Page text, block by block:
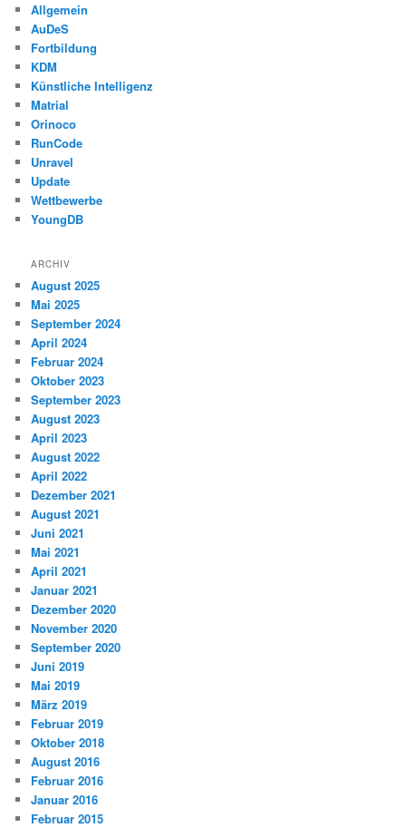
Allgemein
AuDeS
Fortbildung
KDM
Künstliche Intelligenz
Matrial
Orinoco
RunCode
Unravel
Update
Wettbewerbe
YoungDB
ARCHIV
August 2025
Mai 2025
September 2024
April 2024
Februar 2024
Oktober 2023
September 2023
August 2023
April 2023
August 2022
April 2022
Dezember 2021
August 2021
Juni 2021
Mai 2021
April 2021
Januar 2021
Dezember 2020
November 2020
September 2020
Juni 2019
Mai 2019
März 2019
Februar 2019
Oktober 2018
August 2016
Februar 2016
Januar 2016
Februar 2015